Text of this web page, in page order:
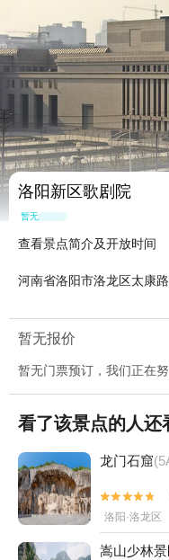
洛阳新区歌剧院
暂无点评
查看景点简介及开放时间
河南省洛阳市洛龙区太康
暂无报价
暂无门票预订，我们正在
看了该景点的人还
龙门石窟


洛阳·洛龙区
嵩山少林景